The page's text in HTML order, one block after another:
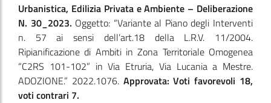
Urbanistica, Edilizia Privata e Ambiente – Deliberazione
N. 30_2023. Oggetto: “Variante al Piano degli Interventi
n. 57 ai sensi dell’art.18 della L.R.V. 11/2004.
Ripianificazione di Ambiti in Zona Territoriale Omogenea
“C2RS 101-102” in Via Etruria, Via Lucania a Mestre.
ADOZIONE.” 2022.1076. Approvata: Voti favorevoli 18,
voti contrari 7.